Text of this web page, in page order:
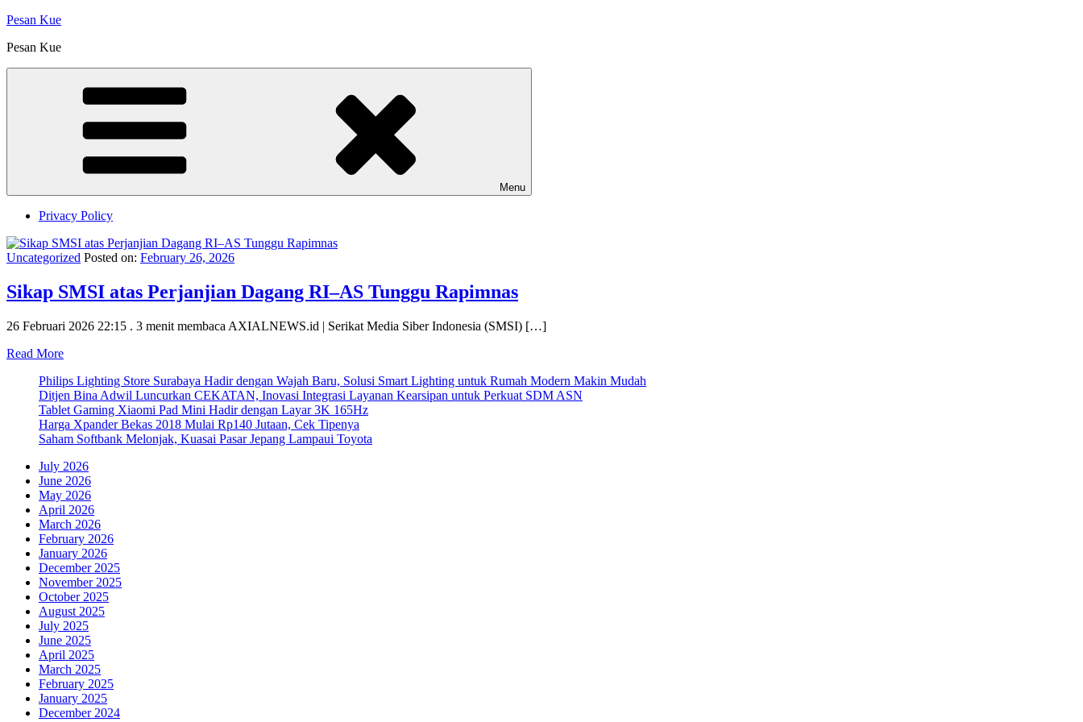
Skip
content
Pesan Kue
Pesan Kue
Menu
Privacy Policy
Uncategorized Posted on: February 26, 2026
Sikap SMSI atas Perjanjian Dagang RI–AS Tunggu Rapimnas
26 Februari 2026 22:15 . 3 menit membaca AXIALNEWS.id | Serikat Media Siber Indonesia (SMSI) […]
Read More
Philips Lighting Store Surabaya Hadir dengan Wajah Baru, Solusi Smart Lighting untuk Rumah Modern Makin Mudah
Ditjen Bina Adwil Luncurkan CEKATAN, Inovasi Integrasi Layanan Kearsipan untuk Perkuat SDM ASN
Tablet Gaming Xiaomi Pad Mini Hadir dengan Layar 3K 165Hz
Harga Xpander Bekas 2018 Mulai Rp140 Jutaan, Cek Tipenya
Saham Softbank Melonjak, Kuasai Pasar Jepang Lampaui Toyota
July 2026
June 2026
May 2026
April 2026
March 2026
February 2026
January 2026
December 2025
November 2025
October 2025
August 2025
July 2025
June 2025
April 2025
March 2025
February 2025
January 2025
December 2024